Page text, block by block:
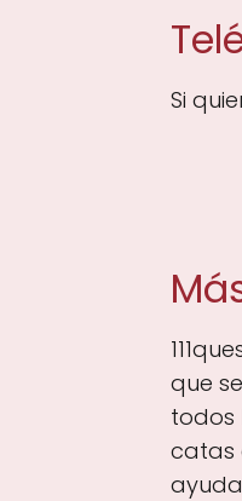
Si
que
todos
catas